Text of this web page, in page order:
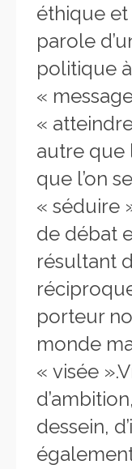
éthique et
parole
politique à
«
«
autre que
que l’on
« séduire
de débat
résultant
porteur
monde
« visée
dessein,